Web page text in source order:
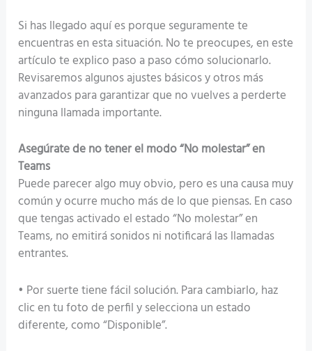
Si has llegado aquí es porque seguramente te
encuentras en esta situación. No te preocupes, en este
artículo te explico paso a paso cómo solucionarlo.
Revisaremos algunos ajustes básicos y otros más
avanzados para garantizar que no vuelves a perderte
ninguna llamada importante.
Asegúrate de no tener el modo “No molestar” en
Teams
Puede parecer algo muy obvio, pero es una causa muy
común y ocurre mucho más de lo que piensas. En caso
que tengas activado el estado “No molestar” en
Teams, no emitirá sonidos ni notificará las llamadas
entrantes.
• Por suerte tiene fácil solución. Para cambiarlo, haz
clic en tu foto de perfil y selecciona un estado
diferente, como “Disponible”.